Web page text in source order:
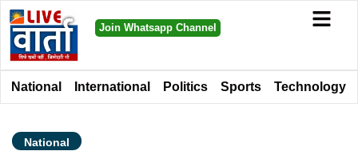
Join Whatsapp Channel
National International Politics Sports Technology
National